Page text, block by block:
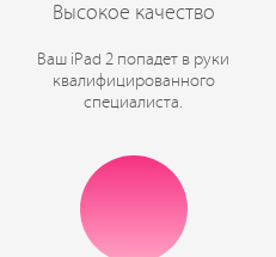
Высокое качество
Ваш iPad 2 попадет в руки
квалифицированного
специалиста.